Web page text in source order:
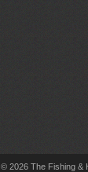
© 2026 The Fishing &